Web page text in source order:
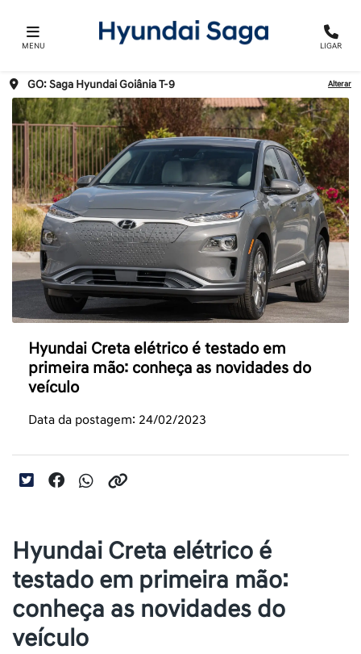
MENU LIGAR
GO: Saga Hyundai Goiânia T-9 Alterar
Hyundai Creta elétrico é testado em
primeira mão: conheça as novidades do
veículo
Data da postagem: 24/02/2023
Hyundai Creta elétrico é
testado em primeira mão:
conheça as novidades do
veículo